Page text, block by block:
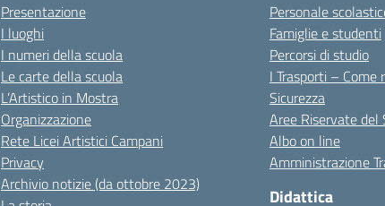
Presentazione
I luoghi
I numeri della scuola
Le carte della scuola
L’Artistico in Mostra
Organizzazione
Rete Licei Artistici Campani
Privacy
Archivio notizie (da ottobre 2023)
Personale
Famiglie e studenti
Percorsi di studio
I Trasporti – Come
Sicurezza
Aree Riservate del
Albo on line
Amministrazione
Didattica